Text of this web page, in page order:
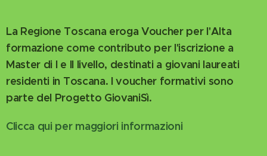
La Regione Toscana eroga Voucher per l'Alta
formazione come contributo per l'iscrizione a
Master di I e II livello, destinati a giovani laureati
residenti in Toscana. I voucher formativi sono
parte del Progetto GiovaniSì.
Clicca qui per maggiori informazioni